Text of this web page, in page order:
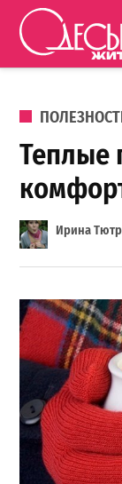
Перейти к
Теплые
Ирина